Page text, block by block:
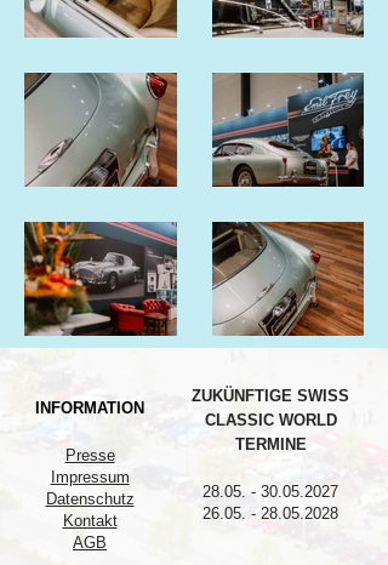
INFORMATION
Presse
Impressum
Datenschutz
Kontakt
AGB
ZUKÜNFTIGE SWISS
CLASSIC WORLD
TERMINE
28.05. - 30.05.2027
26.05. - 28.05.2028